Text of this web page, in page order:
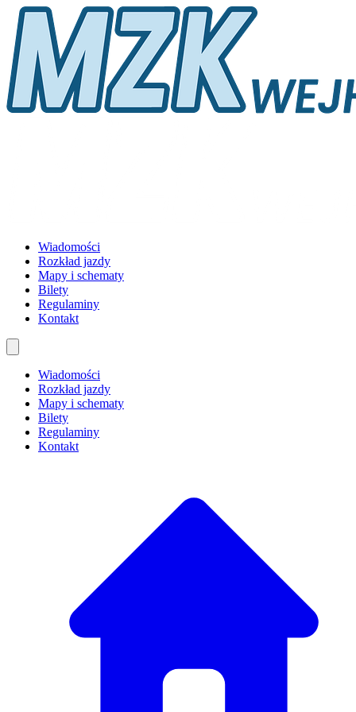
Wiadomości
Rozkład jazdy
Mapy i schematy
Bilety
Regulaminy
Kontakt
Wiadomości
Rozkład jazdy
Mapy i schematy
Bilety
Regulaminy
Kontakt